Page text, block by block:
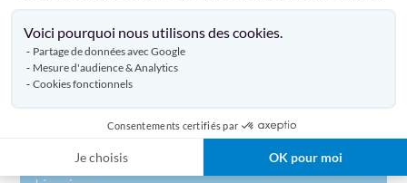
Voici pourquoi nous utilisons des cookies.
Partage de données avec Google
Mesure d'audience & Analytics
Cookies fonctionnels
Consentements certifiés par
Je choisis OK pour moi
Produit test 2